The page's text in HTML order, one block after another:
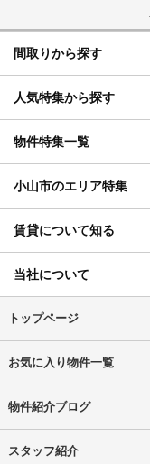
間取りから探す
人気特集から探す
物件特集一覧
小山市のエリア特集
賃貸について知る
当社について
トップページ
お気に入り物件一覧
物件紹介ブログ
スタッフ紹介